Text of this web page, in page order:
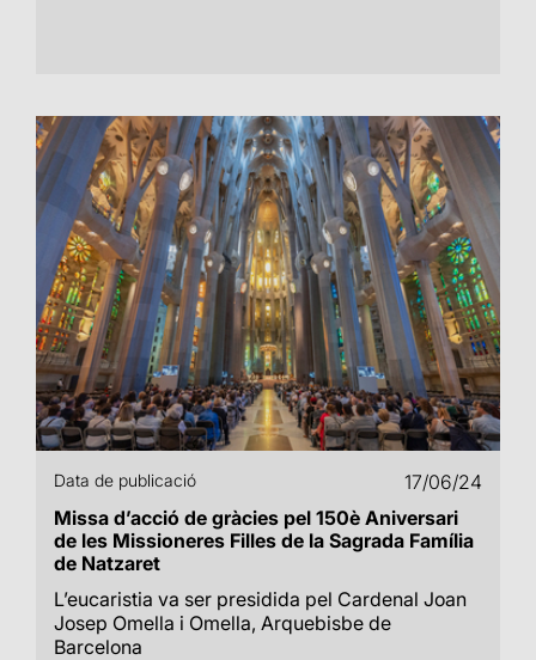
Data de publicació
17/06/24
Missa d’acció de gràcies pel 150è Aniversari
de les Missioneres Filles de la Sagrada Família
de Natzaret
L’eucaristia va ser presidida pel Cardenal Joan
Josep Omella i Omella, Arquebisbe de
Barcelona